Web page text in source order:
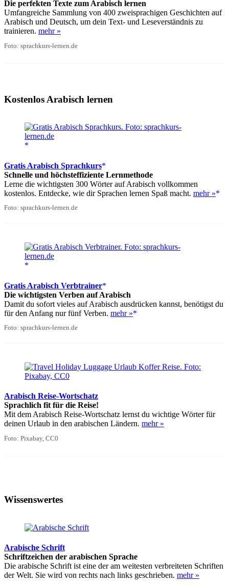
Die perfekten Texte zum Arabisch lernen
Umfangreiche Sammlung von 400 zweisprachigen Geschichten auf
Arabisch und Deutsch, um dein Text- und Leseverständnis zu
trainieren. mehr »
Foto: sprachkurs-lernen.de
Kostenlos Arabisch lernen
Gratis Arabisch Sprachkurs
Schnelle und höchsteffiziente Lernmethode
Lerne die wichtigsten 300 Wörter auf Arabisch vollkommen
kostenlos. Entdecke, wie dir Sprachen lernen Spaß macht. mehr »
Foto: sprachkurs-lernen.de
Gratis Arabisch Verbtrainer
Die wichtigsten Verben auf Arabisch
Damit du sofort vieles auf Arabisch ausdrücken kannst, benötigst du
für den Anfang nur fünf Verben. mehr »
Foto: sprachkurs-lernen.de
Arabisch Reise-Wortschatz
Sprachlich fit für die Reise!
Mit dem Arabisch Reise-Wortschatz lernst du wichtige Wörter für
deinen Urlaub in den arabischen Ländern. mehr »
Foto: Pixabay, CC0
Wissenswertes
Arabische Schrift
Schriftzeichen der arabischen Sprache
Die arabische Schrift ist eine der am weitesten verbreiteten Schriften
der Welt. Sie wird von rechts nach links geschrieben. mehr »